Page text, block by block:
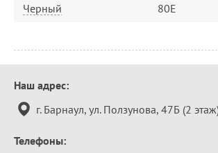
Черный 80E
Контактная
информация
Наш адрес:
г. Барнаул, ул. Ползунова, 47Б (2
Телефоны: